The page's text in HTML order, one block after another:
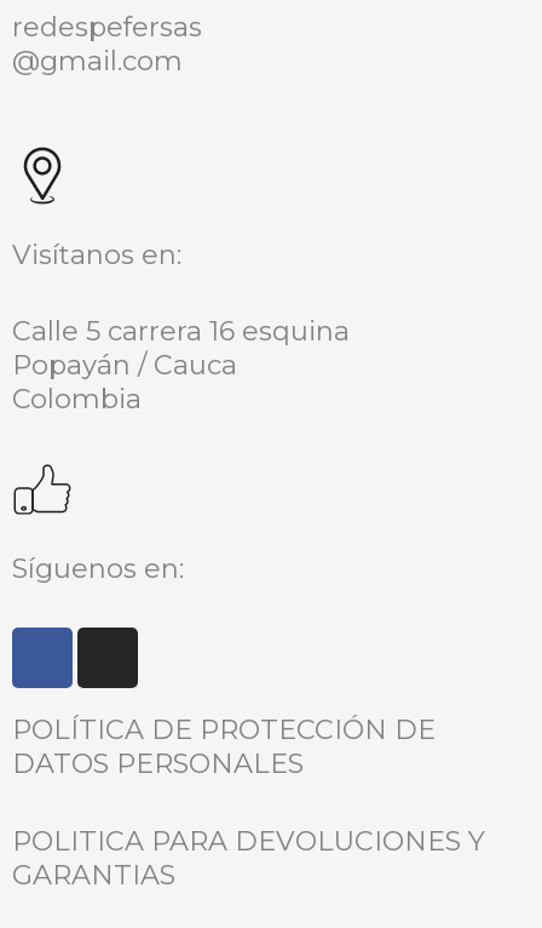
redespefersas
@gmail.com
Visítanos en:
Calle 5 carrera 16 esquina
Popayán / Cauca
Colombia
Síguenos en:
e
b
o
k
t
a
r
a
m
POLÍTICA DE PROTECCIÓN DE
DATOS PERSONALES
POLITICA PARA DEVOLUCIONES Y
GARANTIAS